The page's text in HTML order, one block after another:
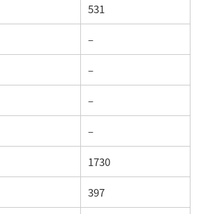
531
–
–
–
–
1730
397